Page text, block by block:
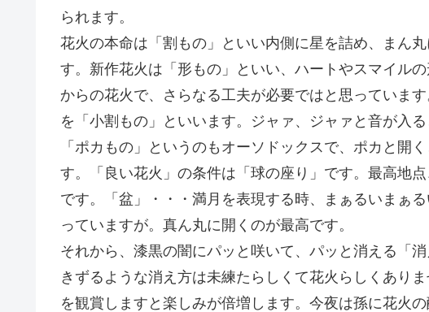
られます。
花火の本命は「割もの」といい内側に星を詰め、まん
す。新作花火は「形もの」といい、ハートやスマイル
からの花火で、さらなる工夫が必要ではと思っていま
を「小割もの」といいます。ジャァ、ジャァと音が入る
「ポカもの」というのもオーソドックスで、ポカと開
す。「良い花火」の条件は「球の座り」です。最高地
です。「盆」・・・満月を表現する時、まぁるいまぁ
っていますが。真ん丸に開くのが最高です。
それから、漆黒の闇にパッと咲いて、パッと消える「
きずるような消え方は未練たらしくて花火らしくあり
を観賞しますと楽しみが倍増します。今夜は孫に花火